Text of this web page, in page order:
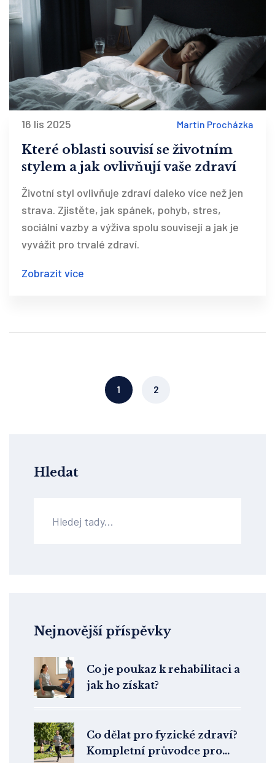
16 lis 2025 Martin Procházka
Které oblasti souvisí se životním
stylem a jak ovlivňují vaše zdraví
Životní styl ovlivňuje zdraví daleko více než jen
strava. Zjistěte, jak spánek, pohyb, stres,
sociální vazby a výživa spolu souvisejí a jak je
vyvážit pro trvalé zdraví.
Zobrazit více
1 2
Hledat
Nejnovější příspěvky
Co je poukaz k rehabilitaci a
jak ho získat?
Co dělat pro fyzické zdraví?
Kompletní průvodce pro